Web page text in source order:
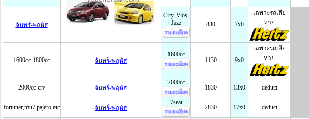
จันทร์-พฤหัส
City, Vios,
Jazz
830 7x0
เฉพาะรถเสีย
หาย
1600cc-1800cc จันทร์-พฤหัส
1600cc
1130 9x0
เฉพาะรถเสีย
หาย
2000cc-crv จันทร์-พฤหัส
2000cc
1830 13x0 deduct
fortuner,mu7,pajero etc จันทร์-พฤหัส
7seat
2830 17x0 deduct